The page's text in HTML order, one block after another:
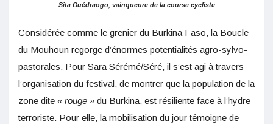
Sita Ouédraogo, vainqueure de la course cycliste
Considérée comme le grenier du Burkina Faso, la Boucle
du Mouhoun regorge d’énormes potentialités agro-sylvo-
pastorales. Pour Sara Sérémé/Séré, il s’est agi à travers
l’organisation du festival, de montrer que la population de la
zone dite « rouge » du Burkina, est résiliente face à l’hydre
terroriste. Pour elle, la mobilisation du jour témoigne de